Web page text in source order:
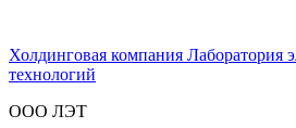
Холдинговая компания Лаборатория
технологий
ООО ЛЭТ